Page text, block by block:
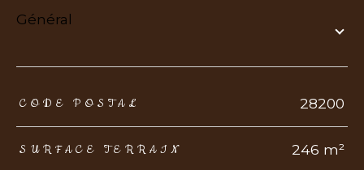
général
TRAD_ZEPHYR_Caracteristique TRAD_ZEPHYR_Valeurs
CODE POSTAL 28200
SURFACE TERRAIN 246 m²